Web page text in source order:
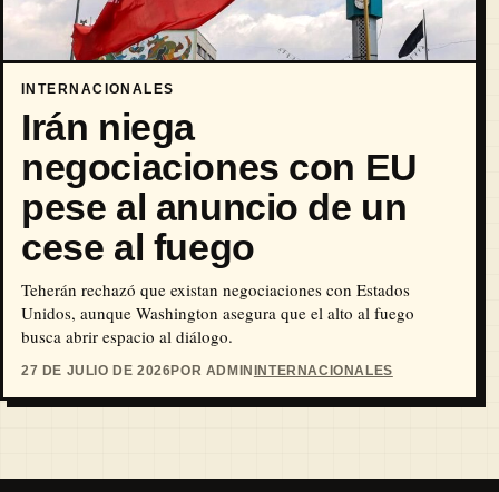
INTERNACIONALES
Irán niega
negociaciones con EU
pese al anuncio de un
cese al fuego
Teherán rechazó que existan negociaciones con Estados
Unidos, aunque Washington asegura que el alto al fuego
busca abrir espacio al diálogo.
27 DE JULIO DE 2026POR ADMIN INTERNACIONALES